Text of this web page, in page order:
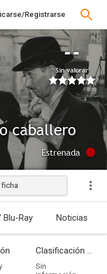
Registrarse
--
Sin valorar
caballero
Estrenada
ficha
Blu-Ray Noticias
Clasificación por edades
Sin